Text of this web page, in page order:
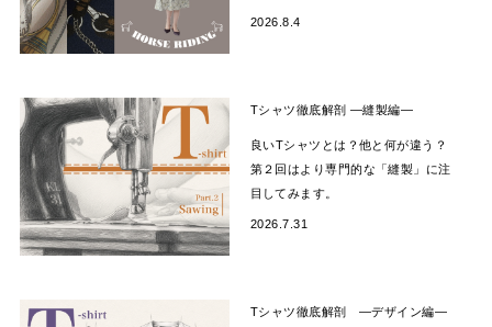
2026.8.4
Tシャツ徹底解剖 —縫製編―
良いTシャツとは？他と何が違う？
第２回はより専門的な「縫製」に注
目してみます。
2026.7.31
Tシャツ徹底解剖 —デザイン編―